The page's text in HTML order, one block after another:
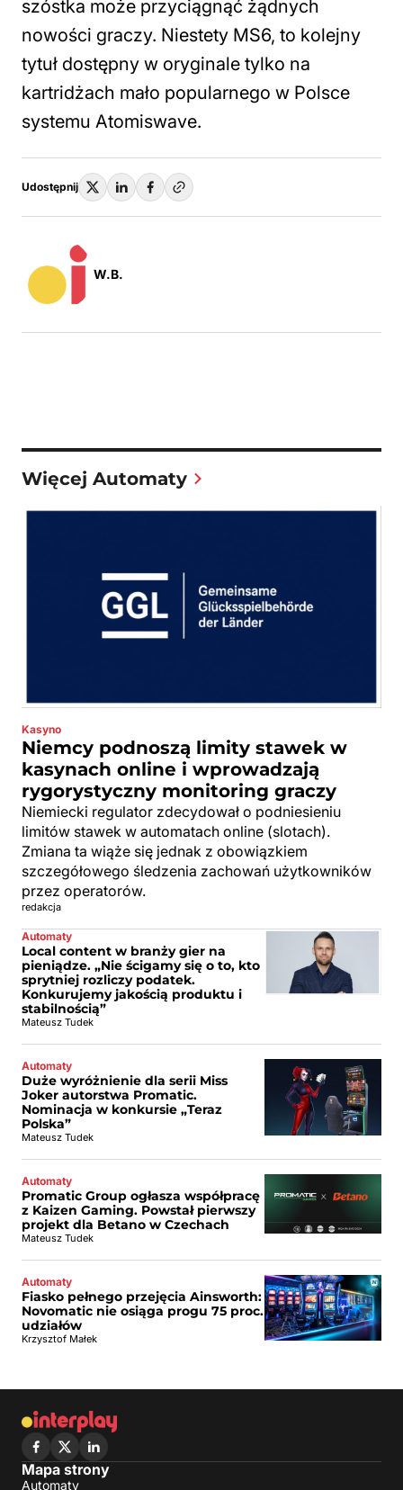
szóstka może przyciągnąć żądnych
nowości graczy. Niestety MS6, to kolejny
tytuł dostępny w oryginale tylko na
kartridżach mało popularnego w Polsce
systemu Atomiswave.
Udostępnij
W.B.
Więcej Automaty
Kasyno
Niemcy podnoszą limity stawek w
kasynach online i wprowadzają
rygorystyczny monitoring graczy
Niemiecki regulator zdecydował o podniesieniu
limitów stawek w automatach online (slotach).
Zmiana ta wiąże się jednak z obowiązkiem
szczegółowego śledzenia zachowań użytkowników
przez operatorów.
redakcja
Automaty
Local content w branży gier na
pieniądze. „Nie ścigamy się o to, kto
sprytniej rozliczy podatek.
Konkurujemy jakością produktu i
stabilnością”
Mateusz Tudek
Automaty
Duże wyróżnienie dla serii Miss
Joker autorstwa Promatic.
Nominacja w konkursie „Teraz
Polska”
Mateusz Tudek
Automaty
Promatic Group ogłasza współpracę
z Kaizen Gaming. Powstał pierwszy
projekt dla Betano w Czechach
Mateusz Tudek
Automaty
Fiasko pełnego przejęcia Ainsworth:
Novomatic nie osiąga progu 75 proc.
udziałów
Krzysztof Małek
Mapa strony
Automaty